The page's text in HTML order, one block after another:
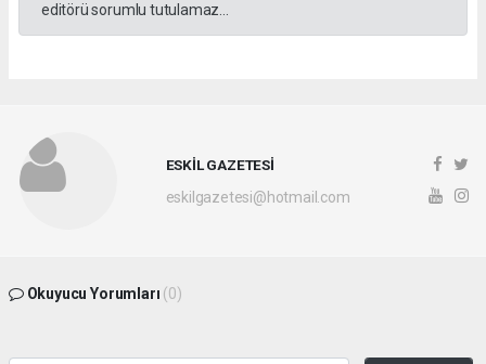
editörü sorumlu tutulamaz...
ESKİL GAZETESİ
eskilgazetesi@hotmail.com
Okuyucu Yorumları (0)